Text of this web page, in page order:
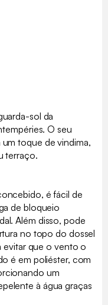
sol da
O seu
toque de vindima,
terraço.
é fácil de
de bloqueio
Além disso, pode
no topo do dossel
evitar que o vento o
é em poliéster, com
um
à água graças